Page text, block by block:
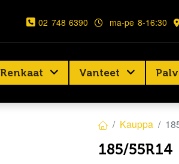
02 748 6390 ma-pe 8-16:30
Renkaat Vanteet
Kauppa
185/